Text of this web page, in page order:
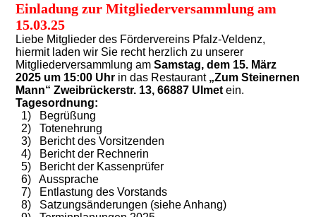
Einladung zur Mitgliederversammlung am
15.03.25
Liebe Mitglieder des Fördervereins Pfalz-Veldenz,
hiermit laden wir Sie recht herzlich zu unserer
Mitgliederversammlung amSamstag, dem 15. März
2025 um 15:00 Uhr in das Restaurant „Zum Steinernen
Mann“ Zweibrückerstr. 13, 66887 Ulmetein.
Tagesordnung:
1) Begrüßung
2) Totenehrung
3) Bericht des Vorsitzenden
4) Bericht der Rechnerin
5) Bericht der Kassenprüfer
6) Aussprache
7) Entlastung des Vorstands
8) Satzungsänderungen (siehe Anhang)